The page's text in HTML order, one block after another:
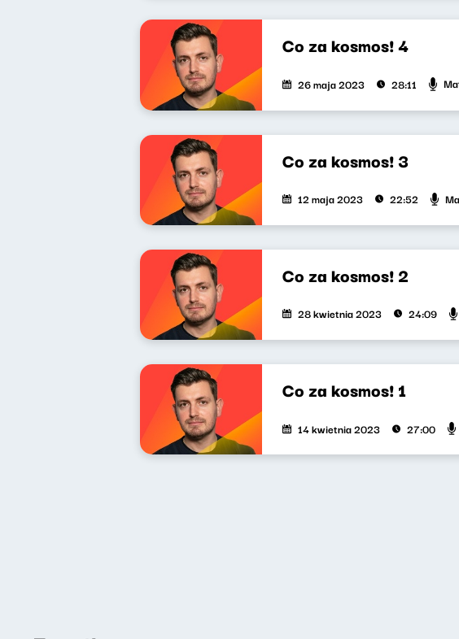
Co za kosmos! 4
26 maja 2023 28:11
Co za kosmos! 3
12 maja 2023 22:52
Co za kosmos! 2
28 kwietnia 2023 24:09
Co za kosmos! 1
14 kwietnia 2023 27:00